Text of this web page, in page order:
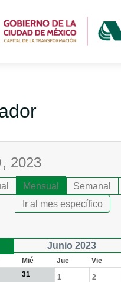
2023
Mensual Semanal
Ir al mes específico
Junio 2023
Mié Jue Vie
31 1 2